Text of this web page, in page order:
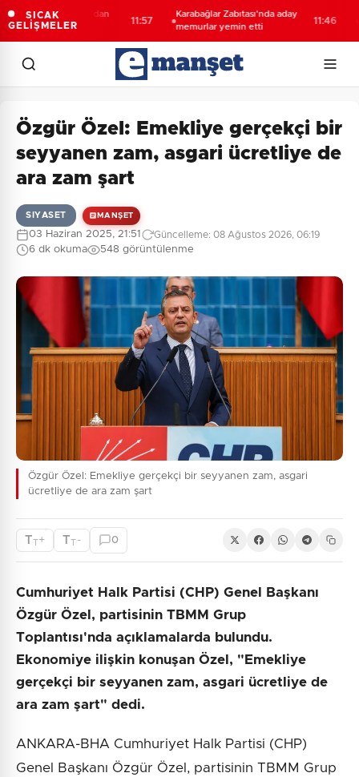
SICAK
GELİŞMELER
7000 Boğazlar'dan
geçti
11:57
Karabağlar Zabıtası'nda aday
memurlar yemin etti
11:46
Özgür Özel: Emekliye gerçekçi bir
seyyanen zam, asgari ücretliye de
ara zam şart
SIYASET MANŞET
03 Haziran 2025, 21:51 Güncelleme: 08 Ağustos 2026, 06:19
6 dk okuma 548 görüntülenme
Özgür Özel: Emekliye gerçekçi bir seyyanen zam, asgari
ücretliye de ara zam şart
TT+ TT - 0
Cumhuriyet Halk Partisi (CHP) Genel Başkanı
Özgür Özel, partisinin TBMM Grup
Toplantısı'nda açıklamalarda bulundu.
Ekonomiye ilişkin konuşan Özel, "Emekliye
gerçekçi bir seyyanen zam, asgari ücretliye de
ara zam şart" dedi.
ANKARA-BHA Cumhuriyet Halk Partisi (CHP)
Genel Başkanı Özgür Özel, partisinin TBMM Grup